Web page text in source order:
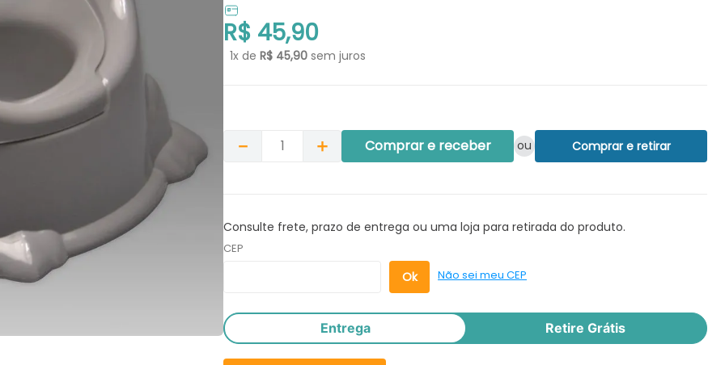
R$ 45,90
1x de R$ 45,90 sem juros
＋
－ Comprar e receber ou Comprar e retirar
Consulte frete, prazo de entrega ou uma loja para retirada do produto.
CEP
Não sei meu CEP
Entrega Retire Grátis